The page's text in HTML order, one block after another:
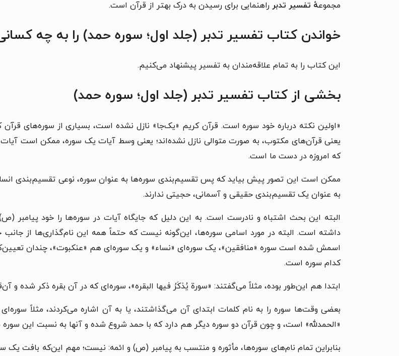
مجموعهٔ تفسیر تدبر راهنمایی برای رسیدن به درک بهتر از قرآن است.
خواندن کتاب تفسیر تدبر (جلد اول؛ سوره حمد) را به چه
این کتاب را به تمام علاقه‌مندان به تفسیر پیشنهاد می‌کنیم.
بخشی از کتاب تفسیر تدبر (جلد اول؛ سوره حمد)
«اولین نکته درباره خود سوره است. قرآن کریم «یک‌جا» نازل نشده است، بسیاری از سوره‌های
یعنی قرآن‌های مکتوب، به صورت متوالی نازل نشده‌اند؛ یعنی وسط آیات یک سوره، ممکن است آیات
که امروزه در دست ما است.
ممکن است این تصور پیش بیاید که پس تقسیم‌بندی سوره‌ها به عنوان سوره، نوعی تقسیم‌بندی
به عنوان یک تقسیم‌بندی حقیقی و آسمانی، حجیتی ندارند.
البته این بحث اشتباه و نادرست است. به این دلیل که جایگاه آیات در سوره‌ها را خود
داشته است. البته در مورد اسامی سوره‌ها، این‌گونه نیست که حتماً همه این نام‌گذاری‌ها از
اسمش شده است سوره «منافقین»، یک سوره‌ای «نساء» و یک سوره‌ای هم «عنکبوت»، چندان
کدام سوره است.
ابتدا هم این‌طور بوده، مثلاً می‌گفتند: «سورة یُذکَرُ فیها البقره»، سوره‌ای که در آن بقره ذکر شده و
بعضی وقت‌ها سوره را به نام کلمات ابتدای آن می‌گذاشتند، یا به آن اشاره می‌کردند، مثلاً
«الحمدلله» است، و چون قرآن دو سوره دیگر هم دارد که با حمد شروع شده و آنها به نسبت این
بنابراین تمام نام‌های سوره‌ها، مأثوره و منتسب به پیامبر (ص) و ائمه: نیست؛ مهم این‌که بافت یک